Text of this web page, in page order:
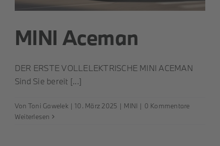
MINI Aceman
DER ERSTE VOLLELEKTRISCHE MINI ACEMAN
Sind Sie bereit [...]
Von Toni Gawelek | 10. März 2025 | MINI | 0 Kommentare
Weiterlesen